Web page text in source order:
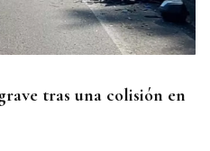
tras una colisión en